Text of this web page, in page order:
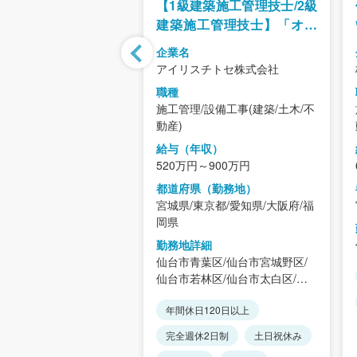
【1級建築施工管理技士/2級
建築施工管理技士】「オフ
ィス・商業施設の内装仕上
げ工事・家具設置工事」
企業名
アイリスチトセ株式会社
職種
施工管理/設備工事(建築/土木/不
動産)
給与（年収）
520万円～900万円
都道府県（勤務地）
宮城県/東京都/愛知県/大阪府/福
岡県
勤務地詳細
仙台市青葉区/仙台市宮城野区/
仙台市若林区/仙台市太白区/仙
市/白石市/名取市/角田市/多賀城
市/岩沼市/登米市/栗原市/東松島
市/大崎市/蔵王町/七ヶ宿町/大河
年間休日120日以上
完全週休2日制
土日祝休み